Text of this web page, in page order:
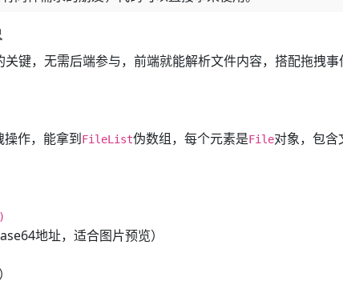
关键，无需后端参与，前端就能解析文件内容，搭配拖拽事
操作，能拿到FileList伪数组，每个元素是File对象，包含
地址，适合图片预览）